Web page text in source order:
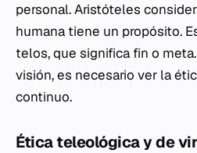
personal. Aristóteles
humana tiene un propósito.
telos, que significa fin o
visión, es necesario ver la
continuo.
Ética teleológica y de